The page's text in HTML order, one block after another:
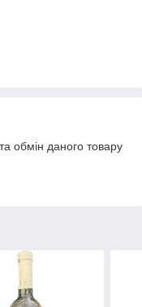
обмін даного товару